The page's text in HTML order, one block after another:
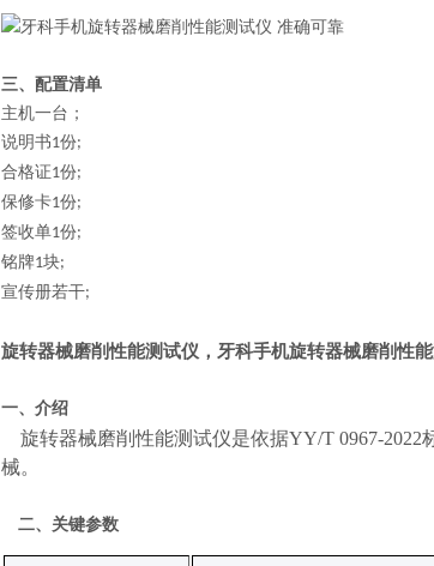
三、配置清单
主机一台；
说明书1份;
合格证1份;
保修卡1份;
签收单1份;
铭牌1块;
宣传册若干;
旋转器械磨削性能测试仪，牙科手机旋转器械磨削性
一、 介绍
旋转器械磨削性能测试仪是依据YY/T 0967-2022
械。
二、关键参数